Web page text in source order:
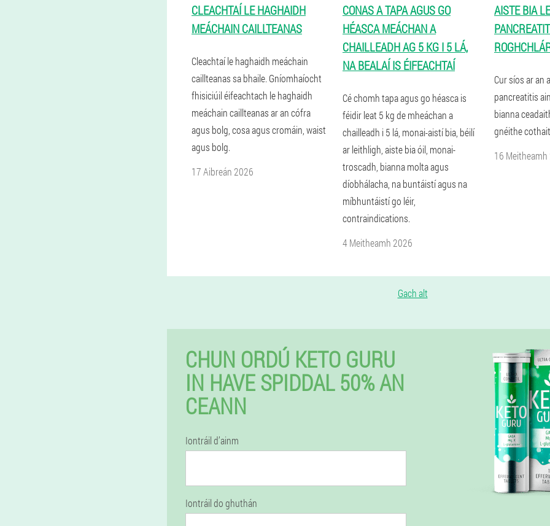
CLEACHTAÍ LE HAGHAIDH
MEÁCHAIN CAILLTEANAS
Cleachtaí le haghaidh meáchain
caillteanas sa bhaile. Gníomhaíocht
fhisiciúil éifeachtach le haghaidh
meáchain caillteanas ar an cófra
agus bolg, cosa agus cromáin, waist
agus bolg.
17 Aibreán 2026
CONAS A TAPA AGUS GO
HÉASCA MEÁCHAN A
CHAILLEADH AG 5 KG I 5 LÁ,
NA BEALAÍ IS ÉIFEACHTAÍ
Cé chomh tapa agus go héasca is
féidir leat 5 kg de mheáchan a
chailleadh i 5 lá, monai-aistí bia, béilí
ar leithligh, aiste bia óil, monai-
troscadh, bianna molta agus
díobhálacha, na buntáistí agus na
míbhuntáistí go léir,
contraindications.
4 Meitheamh 2026
AISTE BIA
Cur síos ar an
pancreatitis
bianna
gnéithe
16
Gach alt
CHUN ORDÚ KETO GURU
IN HAVE SPIDDAL 50% AN
CEANN
Iontráil d’ainm
Iontráil do ghuthán